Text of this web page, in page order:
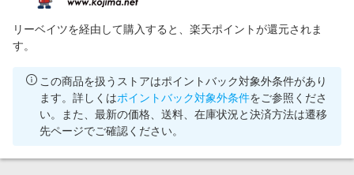
リーベイツを経由して購入すると、楽天ポイントが還元されま
す。
この商品を扱うストアはポイントバック対象外条件があり
ます。詳しくはポイントバック対象外条件をご参照くださ
い。また、最新の価格、送料、在庫状況と決済方法は遷移
先ページでご確認ください。